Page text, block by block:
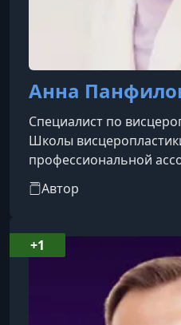
Анна
Специалист по
Школы
профессиональной
народной медицины и
практик. Судья
опыта. 15 000 часов
Автор
+1